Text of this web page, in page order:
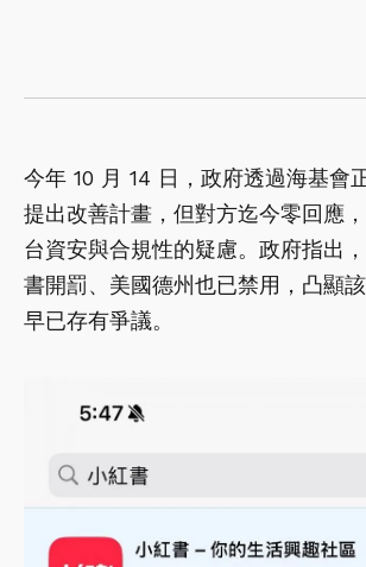
今年 10 月 14 日，政府透過海基會
提出改善計畫，但對方迄今零回應
台資安與合規性的疑慮。政府指出
書開罰、美國德州也已禁用，凸顯
早已存有爭議。